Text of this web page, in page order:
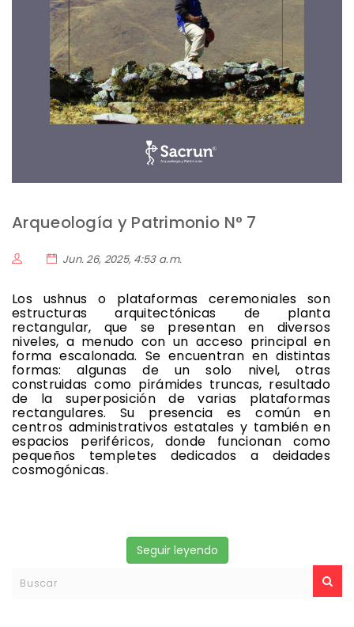
Arqueología y Patrimonio N° 7
Jun. 26, 2025, 4:53 a.m.
Los ushnus o plataformas ceremoniales son
estructuras arquitectónicas de planta
rectangular, que se presentan en diversos
niveles, a menudo con un acceso principal en
forma escalonada. Se encuentran en distintas
formas: algunas de un solo nivel, otras
construidas como pirámides truncas, resultado
de la superposición de varias plataformas
rectangulares. Su presencia es común en
centros administrativos estatales y también en
espacios periféricos, donde funcionan como
pequeños templetes dedicados a deidades
cosmogónicas.
Seguir leyendo